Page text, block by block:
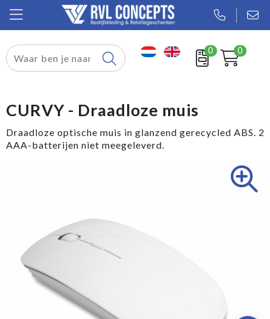
0 0
Relatiegeschenken
Tassen
CURVY - Draadloze muis
Draadloze optische muis in glanzend gerecycled ABS. 2
AAA-batterijen niet meegeleverd.